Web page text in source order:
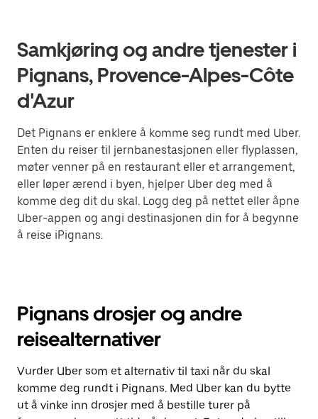
Samkjøring og andre tjenester i
Pignans, Provence-Alpes-Côte
d'Azur
Det Pignans er enklere å komme seg rundt med Uber.
Enten du reiser til jernbanestasjonen eller flyplassen,
møter venner på en restaurant eller et arrangement,
eller løper ærend i byen, hjelper Uber deg med å
komme deg dit du skal. Logg deg på nettet eller åpne
Uber-appen og angi destinasjonen din for å begynne
å reise iPignans.
Pignans drosjer og andre
reisealternativer
Vurder Uber som et alternativ til taxi når du skal
komme deg rundt i Pignans. Med Uber kan du bytte
ut å vinke inn drosjer med å bestille turer på